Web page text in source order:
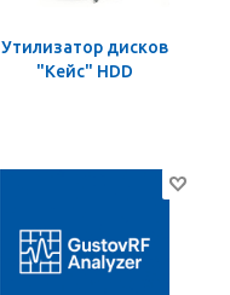
Утилизатор дисков
"Кейс" HDD